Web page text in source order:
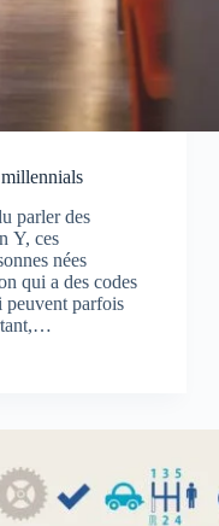
parler des
Y, ces
nées
qui a des codes
peuvent parfois